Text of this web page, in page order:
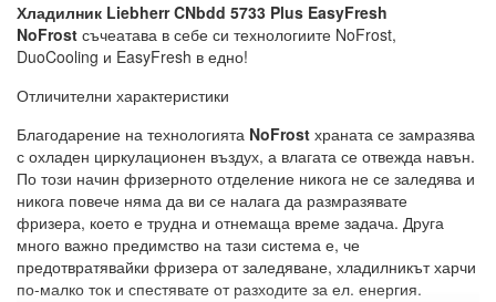
Хладилник Liebherr CNbdd 5733 Plus EasyFresh
NoFrost съчеатава в себе си технологиите NoFrost,
DuoCooling и EasyFresh в едно!
Отличителни характеристики
Благодарение на технологията NoFrost храната се замразява
с охладен циркулационен въздух, а влагата се отвежда навън.
По този начин фризерното отделение никога не се заледява и
никога повече няма да ви се налага да размразявате
фризера, което е трудна и отнемаща време задача. Друга
много важно предимство на тази система е, че
предотвратявайки фризера от заледяване, хладилникът харчи
по-малко ток и спестявате от разходите за ел. енергия.